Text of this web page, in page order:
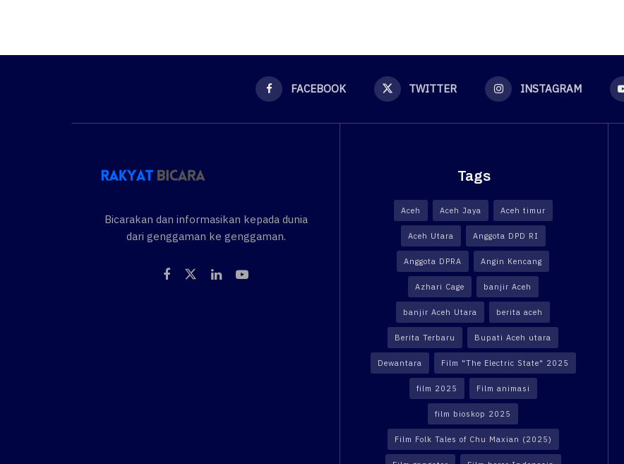
FACEBOOK TWITTER INSTAGRAM
Bicarakan dan informasikan kepada dunia
dari genggaman ke genggaman.
Tags
Aceh Aceh Jaya Aceh timur
Aceh Utara Anggota DPD RI
Anggota DPRA Angin Kencang
Azhari Cage banjir Aceh
banjir Aceh Utara berita aceh
Berita Terbaru Bupati Aceh utara
Dewantara Film "The Electric State" 2025
film 2025 Film animasi
film bioskop 2025
Film Folk Tales of Chu Maxian (2025)